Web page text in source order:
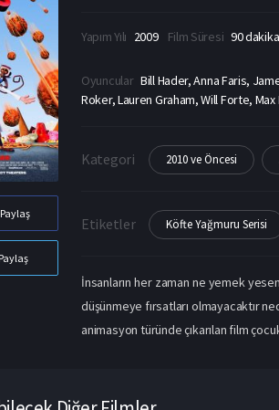
Yapım Yılı 2009 Film Süresi 90 dakika
Oyuncular Bill Hader, Anna Faris,
Roker, Lauren Graham, Will Forte,
Kategori 2010 ve Öncesi
Etiketler Köfte Yağmuru Serisi
İnsanların her zaman ne yemek
düşünmeye fırsatları olmayacaktır
animasyon türünde çıkarılan film